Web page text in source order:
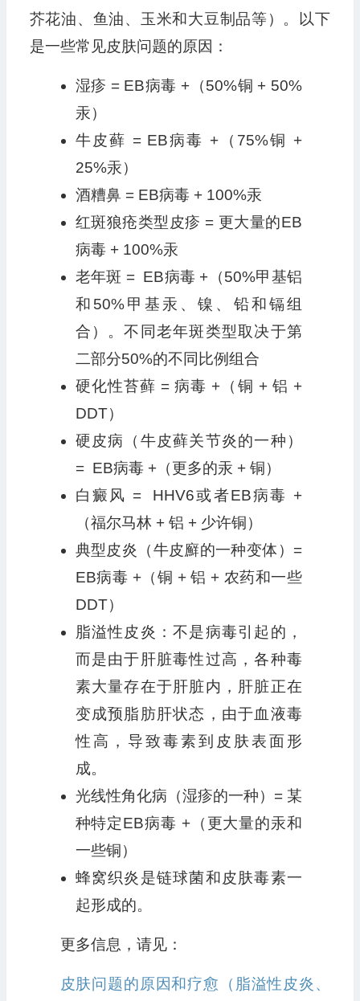
芥花油、鱼油、玉米和大豆制品等）。以下
是一些常见皮肤问题的原因：
湿疹 = EB病毒 +（50%铜 + 50%
汞）
牛皮藓 = EB病毒 +（75%铜 +
25%汞）
酒糟鼻 = EB病毒 + 100%汞
红斑狼疮类型皮疹 = 更大量的EB
病毒 + 100%汞
老年斑 = EB病毒 +（50%甲基铝
和50%甲基汞、镍、铅和镉组
合）。不同老年斑类型取决于第
二部分50%的不同比例组合
硬化性苔藓 = 病毒 +（铜 + 铝 +
DDT）
硬皮病（牛皮藓关节炎的一种）
= EB病毒 +（更多的汞 + 铜）
白癜风 = HHV6或者EB病毒 +
（福尔马林 + 铝 + 少许铜）
典型皮炎（牛皮廯的一种变体）=
EB病毒 +（铜 + 铝 + 农药和一些
DDT）
脂溢性皮炎：不是病毒引起的，
而是由于肝脏毒性过高，各种毒
素大量存在于肝脏内，肝脏正在
变成预脂肪肝状态，由于血液毒
性高，导致毒素到皮肤表面形
成。
光线性角化病（湿疹的一种）= 某
种特定EB病毒 +（更大量的汞和
一些铜）
蜂窝织炎是链球菌和皮肤毒素一
起形成的。‍
更多信息，请见：
皮肤问题的原因和疗愈（脂溢性皮炎、